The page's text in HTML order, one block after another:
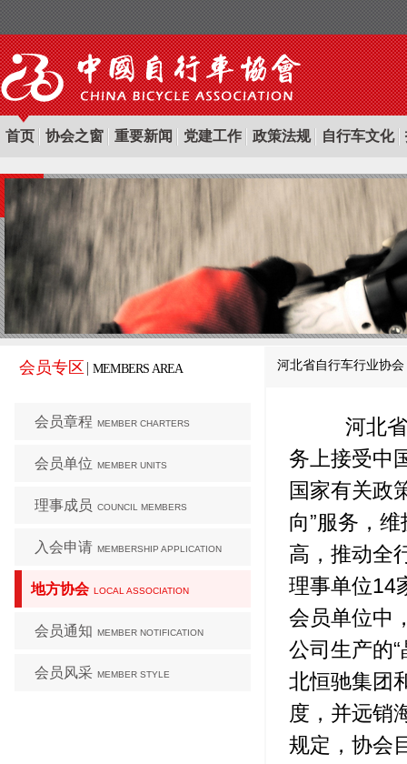
首页 协会之窗 重要新闻 党建工作 政策法规 自行车文化
会员专区 MEMBERS AREA
会员章程 MEMBER CHARTERS
会员单位 MEMBER UNITS
理事成员 COUNCIL MEMBERS
入会申请 MEMBERSHIP APPLICATION
地方协会 LOCAL ASSOCIATION
会员通知 MEMBER NOTIFICATION
会员风采 MEMBER STYLE
河北省自行车行业协会
河北
务上接受中
国家有关政
向”服务，
高，推动全
理事单位14
会员单位中
公司生产的
北恒驰集团
度，并远销
规定，协会